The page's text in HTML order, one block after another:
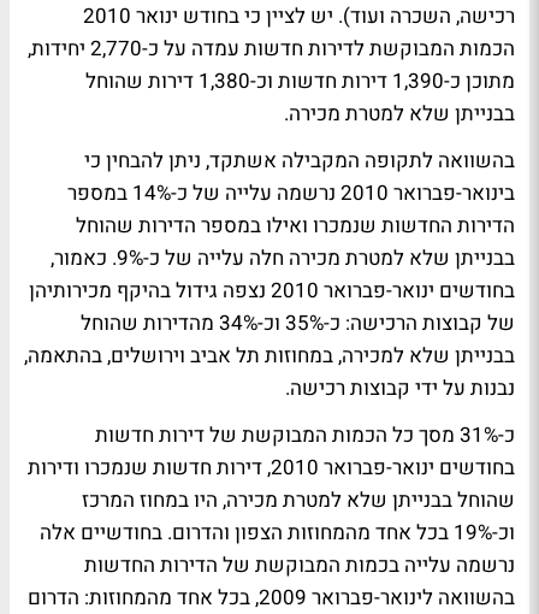
רכישה, השכרה ועוד). יש לציין כי בחודש ינואר 2010
הכמות המבוקשת לדירות חדשות עמדה על כ-2,770 יחידות,
מתוכן כ-1,390 דירות חדשות וכ-1,380 דירות שהוחל
בבנייתן שלא למטרת מכירה.
בהשוואה לתקופה המקבילה אשתקד, ניתן להבחין כי
בינואר-פברואר 2010 נרשמה עלייה של כ-14% במספר
הדירות החדשות שנמכרו ואילו במספר הדירות שהוחל
בבנייתן שלא למטרת מכירה חלה עלייה של כ-9%. כאמור,
בחודשים ינואר-פברואר 2010 נצפה גידול בהיקף מכירותיהן
של קבוצות הרכישה: כ-35% וכ-34% מהדירות שהוחל
בבנייתן שלא למכירה, במחוזות תל אביב וירושלים, בהתאמה,
נבנות על ידי קבוצות רכישה.
כ-31% מסך כל הכמות המבוקשת של דירות חדשות
בחודשים ינואר-פברואר 2010, דירות חדשות שנמכרו ודירות
שהוחל בבנייתן שלא למטרת מכירה, היו במחוז המרכז
וכ-19% בכל אחד מהמחוזות הצפון והדרום. בחודשיים אלה
נרשמה עלייה בכמות המבוקשת של הדירות החדשות
בהשוואה לינואר-פברואר 2009, בכל אחד מהמחוזות: הדרום